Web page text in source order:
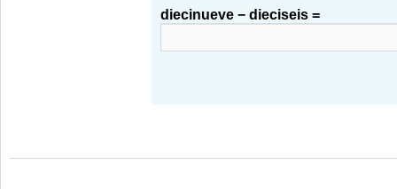
diecinueve − dieciseis =